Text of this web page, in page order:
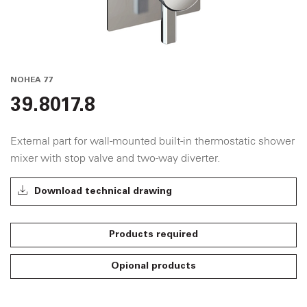
NOHEA 77
39.8017.8
External part for wall-mounted built-in thermostatic shower
mixer with stop valve and two-way diverter.
Download technical drawing
Products required
Opional products